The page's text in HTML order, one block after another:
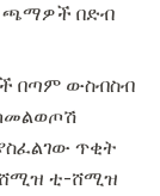
ጫማዎች በድብ
በጣም ውስብስብ
ጥቂት
ሸሚዝ ቲ-ሸሚዝ